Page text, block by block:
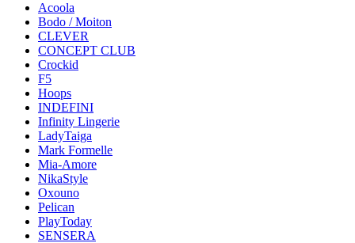
Acoola
Bodo / Moiton
CLEVER
CONCEPT CLUB
Crockid
F5
Hoops
INDEFINI
Infinity Lingerie
LadyTaiga
Mark Formelle
Mia-Amore
NikaStyle
Oxouno
Pelican
PlayToday
SENSERA